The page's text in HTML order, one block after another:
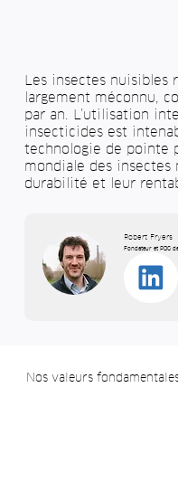
Les insectes nuisibles
largement méconnu,
par an. L'utilisation
insecticides est
technologie de pointe
mondiale des
durabilité et leur
Robert Fryers
Fondateur et PDG
Nos valeurs